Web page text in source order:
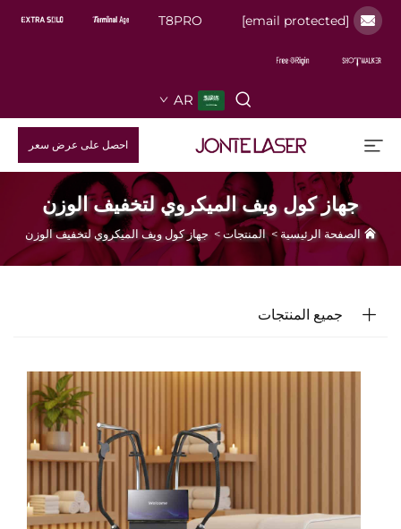
[email protected]
T8PRO
AR
احصل على عرض سعر
جهاز كول ويف الميكروي لتخفيف الوزن
الصفحة الرئيسية>المنتجات>جهاز كول ويف الميكروي لتخفيف الوزن
جميع المنتجات